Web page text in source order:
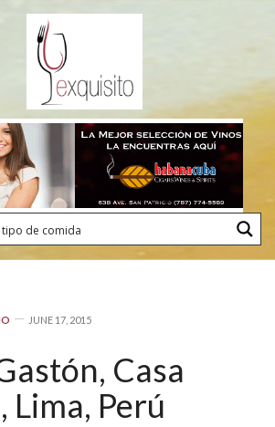
JUNE 17, 2015
Casa
Lima, Perú